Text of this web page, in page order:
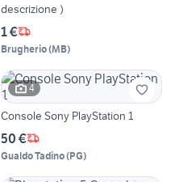
descrizione )
1 €
Brugherio(MB)
4
Console Sony PlayStation 1
50 €
Gualdo Tadino(PG)